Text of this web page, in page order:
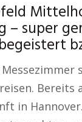
super
Bereits
in